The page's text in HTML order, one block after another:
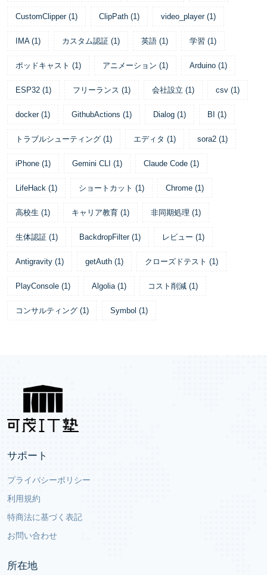
CustomClipper (1) ClipPath (1) video_player (1)
IMA (1) カスタム認証 (1) 英語 (1) 学習 (1)
ポッドキャスト (1) アニメーション (1) Arduino (1)
ESP32 (1) フリーランス (1) 会社設立 (1) csv (1)
docker (1) GithubActions (1) Dialog (1) BI (1)
トラブルシューティング (1) エディタ (1) sora2 (1)
iPhone (1) Gemini CLI (1) Claude Code (1)
LifeHack (1) ショートカット (1) Chrome (1)
高校生 (1) キャリア教育 (1) 非同期処理 (1)
生体認証 (1) BackdropFilter (1) レビュー (1)
Antigravity (1) getAuth (1) クローズドテスト (1)
PlayConsole (1) Algolia (1) コスト削減 (1)
コンサルティング (1) Symbol (1)
サポート
プライバシーポリシー
利用規約
特商法に基づく表記
お問い合わせ
所在地